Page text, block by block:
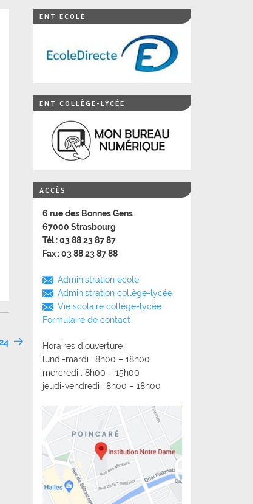
ENT ECOLE
ENT COLLÈGE-LYCÉE
ACCÈS
6 rue des Bonnes Gens
67000 Strasbourg
Tél : 03 88 23 87 87
Fax : 03 88 23 87 88
Administration école
Administration collège-lycée
Vie scolaire collège-lycée
Formulaire de contact
Horaires d’ouverture :
lundi-mardi : 8h00 – 18h00
mercredi : 8h00 – 15h00
jeudi-vendredi : 8h00 – 18h00